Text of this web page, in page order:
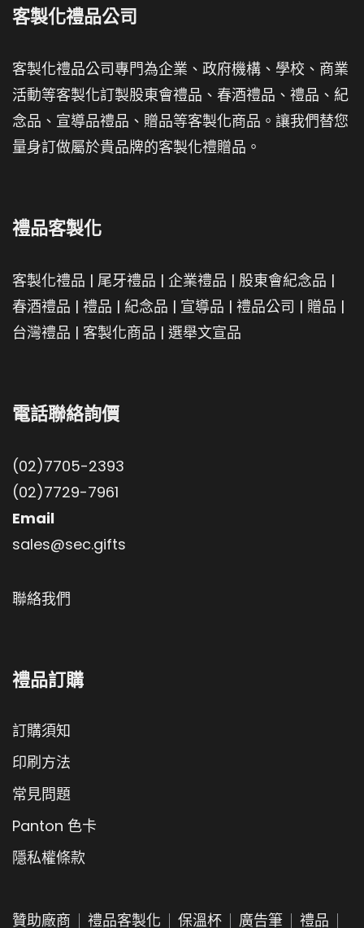
客製化禮品公司
客製化禮品公司專門為企業、政府機構、學校、商業
活動等客製化訂製股東會禮品、春酒禮品、禮品、紀
念品、宣導品禮品、贈品等客製化商品。讓我們替您
量身訂做屬於貴品牌的客製化禮贈品。
禮品客製化
客製化禮品 | 尾牙禮品 | 企業禮品 | 股東會紀念品 |
春酒禮品 | 禮品 | 紀念品 | 宣導品 | 禮品公司 | 贈品 |
台灣禮品 | 客製化商品 | 選舉文宣品
電話聯絡詢價
(02)7705-2393
(02)7729-7961
Email
sales@sec.gifts
聯絡我們
禮品訂購
訂購須知
印刷方法
常見問題
Panton 色卡
隱私權條款
贊助廠商 禮品客製化 保溫杯 廣告筆 禮品